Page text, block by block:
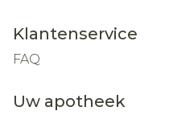
Klantenservice
FAQ
Uw apotheek